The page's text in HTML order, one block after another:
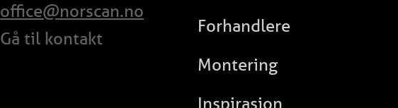
office@norscan.no
Gå til kontakt
Forhandlere
Montering
Inspirasjon